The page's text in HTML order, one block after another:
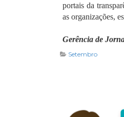
portais da
as organizações,
Gerência de
Setembro